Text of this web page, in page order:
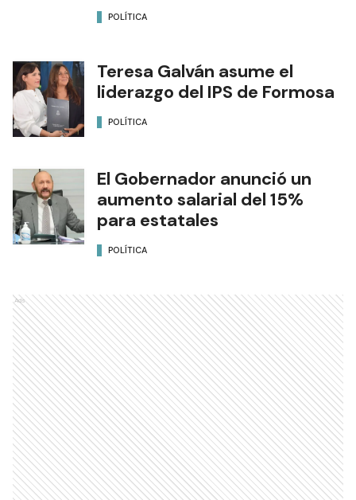
POLÍTICA
Teresa Galván asume el
liderazgo del IPS de Formosa
POLÍTICA
El Gobernador anunció un
aumento salarial del 15%
para estatales
POLÍTICA
Ads